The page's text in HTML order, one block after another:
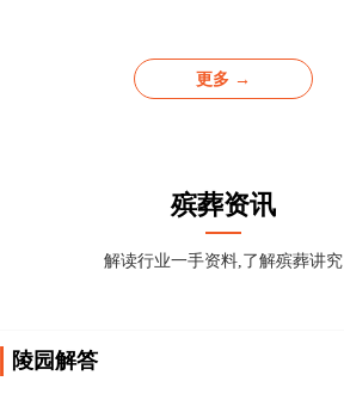
更多 →
殡葬资讯
解读行业一手资料,了解殡葬讲究
陵园解答